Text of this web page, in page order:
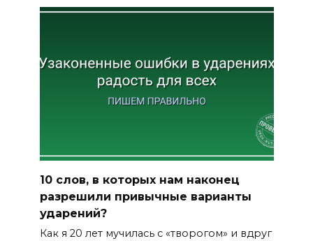
10 слов, в которых нам наконец
разрешили привычные варианты
ударений?
Как я 20 лет мучилась с «творогом» и вдруг